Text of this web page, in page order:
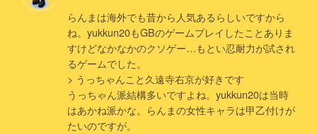
らんまは海外でも昔から人気あるらしいですから
ね。yukkun20もGBのゲームプレイしたことありま
すけどなかなかのクソゲー…もとい忍耐力が試され
るゲームでした。
> うっちゃんこと久遠寺右京が好きです
うっちゃん派結構多いですよね。yukkun20は当時
はあかね派かな。らんまの女性キャラは甲乙付けが
たいのですが。